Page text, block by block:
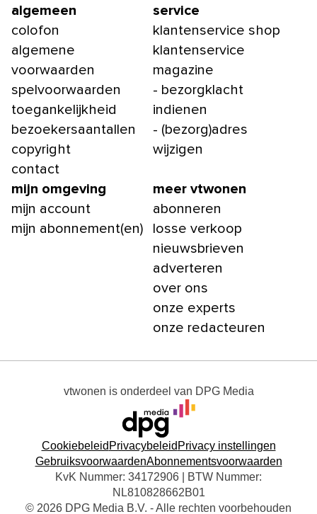
algemeen
colofon
algemene
voorwaarden
spelvoorwaarden
toegankelijkheid
bezoekersaantallen
copyright
contact
service
klantenservice shop
klantenservice
magazine
- bezorgklacht
indienen
- (bezorg)adres
wijzigen
mijn omgeving
mijn account
mijn abonnement(en)
meer vtwonen
abonneren
losse verkoop
nieuwsbrieven
adverteren
over ons
onze experts
onze redacteuren
vtwonen is onderdeel van DPG Media
Cookiebeleid Privacybeleid Privacy instellingen
GebruiksvoorwaardenAbonnementsvoorwaarden
KvK Nummer: 34172906 | BTW Nummer:
NL810828662B01
© 2026 DPG Media B.V. - Alle rechten voorbehouden